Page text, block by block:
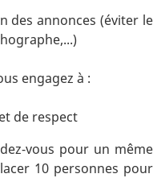
des annonces (éviter le
engagez à :
de respect
vous pour un même
10 personnes pour